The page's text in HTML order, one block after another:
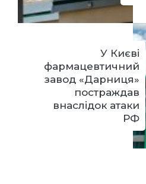
У Києві
фармацевтичний
завод «Дарниця»
постраждав
внаслідок атаки
РФ